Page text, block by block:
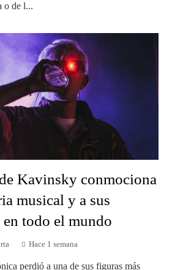
o de l...
Kavinsky conmociona
musical y a sus
en todo el mundo
Hace 1 semana
perdió a una de sus figuras más